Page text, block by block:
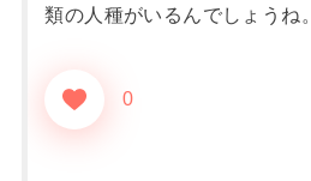
類の人種がいるんでしょうね。
0